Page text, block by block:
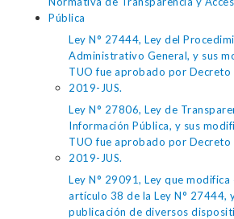
Pública
Ley N° 27444, Ley del
Administrativo General, y sus
TUO fue aprobado por Decreto
2019-JUS.
Ley N° 27806, Ley de
Información Pública, y sus
TUO fue aprobado por Decreto
2019-JUS.
Ley N° 29091, Ley que
artículo 38 de la Ley N° 27444,
publicación de diversos